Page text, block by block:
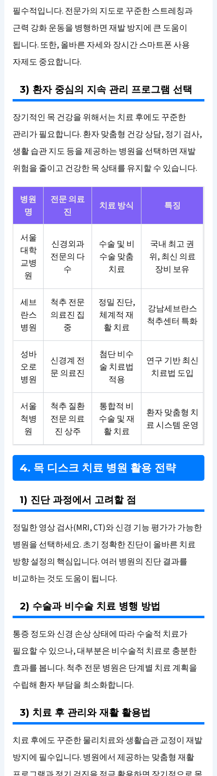
필수적입니다. 전문가의 지도로 꾸준한 스트레칭과
근력 강화 운동을 병행하면 재발 방지에 큰 도움이
됩니다. 또한, 올바른 자세와 장시간 스마트폰 사용
자제도 중요합니다.
3) 환자 중심의 지속 관리 프로그램 선택
장기적인 목 건강을 위해서는 치료 후에도 꾸준한
관리가 필요합니다. 환자 맞춤형 건강 상담, 정기 검사,
생활 습관 지도 등을 제공하는 병원을 선택하면 재발
위험을 줄이고 건강한 목 상태를 유지할 수 있습니다.
병원
명
전문 의료
진
치료 방식 특징
서울
대학
교병
원
신경외과
전문의 다
수
수술 및 비
수술 맞춤
치료
국내 최고 권
위, 최신 의료
장비 보유
세브
란스
병원
척추 전문
의료진 집
중
정밀 진단,
체계적 재
활 치료
강남세브란스
척추센터 특화
성바
오로
병원
신경계 전
문 의료진
첨단 비수
술 치료법
적용
연구 기반 최신
치료법 도입
서울
척병
원
척추 질환
전문 의료
진 상주
통합적 비
수술 및 재
활 치료
환자 맞춤형 치
료 시스템 운영
4. 목 디스크 치료 병원 활용 전략
1) 진단 과정에서 고려할 점
정밀한 영상 검사(MRI, CT)와 신경 기능 평가가 가능한
병원을 선택하세요. 초기 정확한 진단이 올바른 치료
방향 설정의 핵심입니다. 여러 병원의 진단 결과를
비교하는 것도 도움이 됩니다.
2) 수술과 비수술 치료 병행 방법
통증 정도와 신경 손상 상태에 따라 수술적 치료가
필요할 수 있으나, 대부분은 비수술적 치료로 충분한
효과를 봅니다. 척추 전문 병원은 단계별 치료 계획을
수립해 환자 부담을 최소화합니다.
3) 치료 후 관리와 재활 활용법
치료 후에도 꾸준한 물리치료와 생활습관 교정이 재발
방지에 필수입니다. 병원에서 제공하는 맞춤형 재활